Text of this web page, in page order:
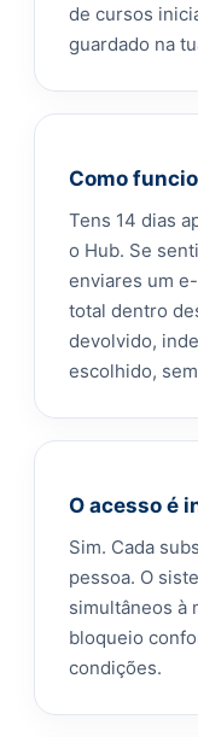
de cursos
guardado na
Como
Tens 14 dias
o Hub. Se
enviares um
total dentro
devolvido,
escolhido,
O acesso é
Sim. Cada
pessoa. O
simultâneos à
bloqueio
condições.